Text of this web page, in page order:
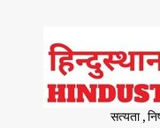
content
सत्यता ,